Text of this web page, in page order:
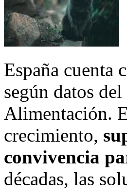
España cuenta
según datos
Alimentación.
crecimiento,
convivencia
décadas, las